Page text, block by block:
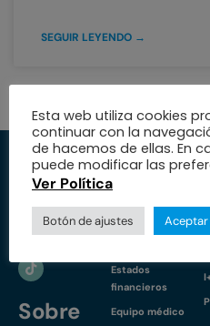
SEGUIR LEYENDO →
Sobre
nosotros
Estados
financieros
Equipo médico
Esta web utiliza cookies
continuar con la
de hacemos de ellas. En
puede modificar las
Ver Política
Botón de ajustes